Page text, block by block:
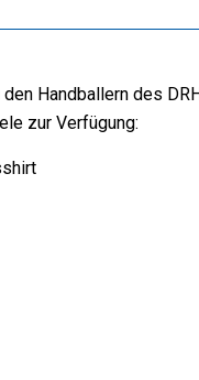
Handballern des
zur Verfügung: